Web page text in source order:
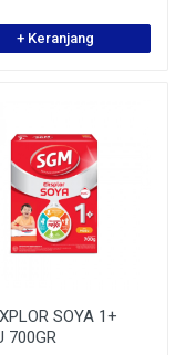
+ Keranjang
SOYA 1+
700GR